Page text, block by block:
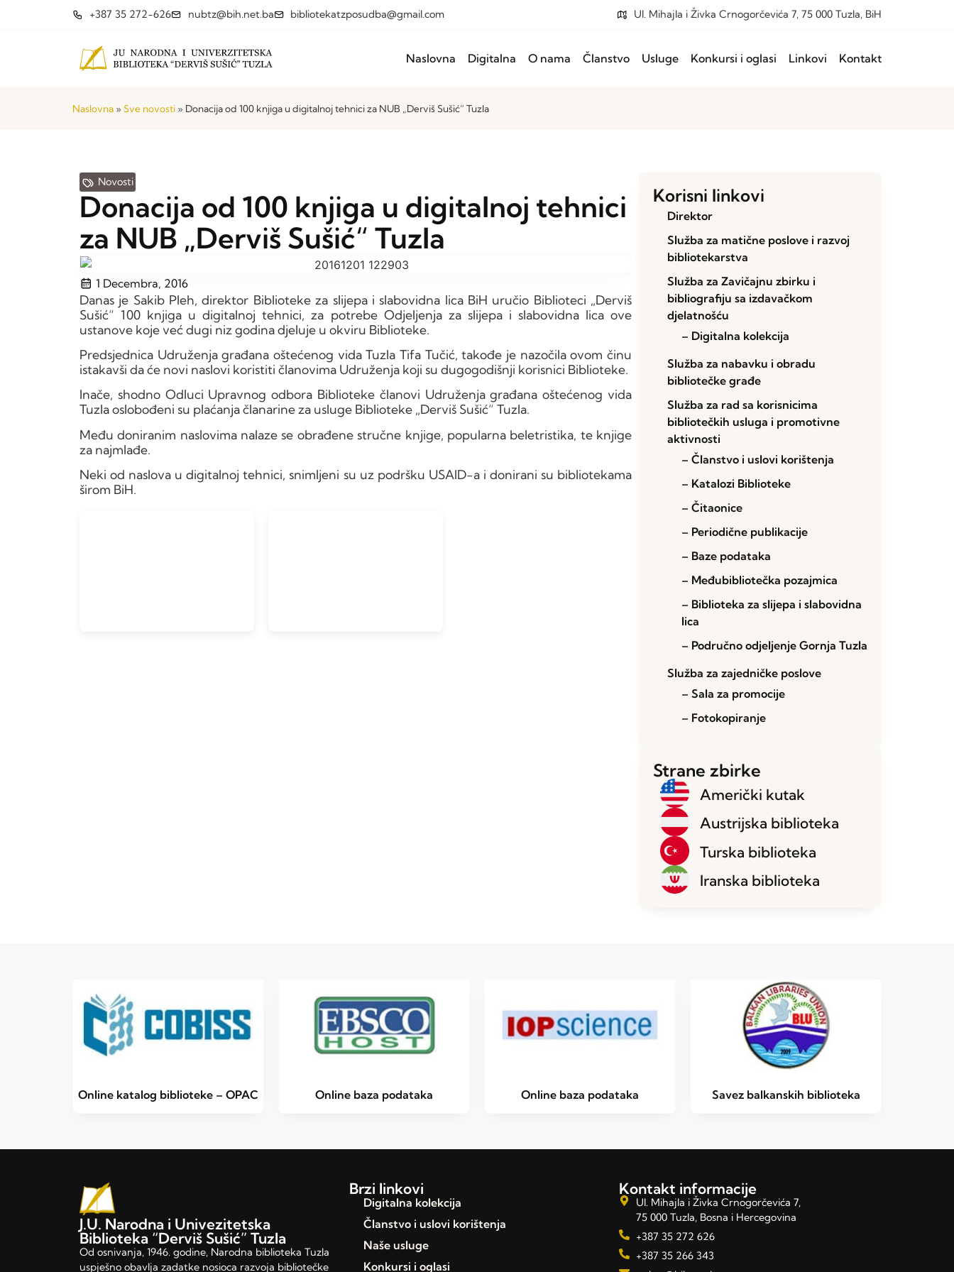
+387 35 272-626 nubtz@bih.net.ba bibliotekatzposudba@gmail.com Ul. Mihajla i Živka Crnogorčevića 7, 75 000 Tuzla, BiH
Naslovna Digitalna O nama Članstvo Usluge Konkursi i oglasi Linkovi Kontakt
Naslovna » Sve novosti » Donacija od 100 knjiga u digitalnoj tehnici za NUB „Derviš Sušić“ Tuzla
Novosti
Donacija od 100 knjiga u digitalnoj tehnici
za NUB „Derviš Sušić“ Tuzla
1 Decembra, 2016
Danas je Sakib Pleh, direktor Biblioteke za slijepa i slabovidna lica BiH uručio Biblioteci „Derviš
Sušić“ 100 knjiga u digitalnoj tehnici, za potrebe Odjeljenja za slijepa i slabovidna lica ove
ustanove koje već dugi niz godina djeluje u okviru Biblioteke.
Predsjednica Udruženja građana oštećenog vida Tuzla Tifa Tučić, takođe je nazočila ovom činu
istakavši da će novi naslovi koristiti članovima Udruženja koji su dugogodišnji korisnici Biblioteke.
Inače, shodno Odluci Upravnog odbora Biblioteke članovi Udruženja građana oštećenog vida
Tuzla oslobođeni su plaćanja članarine za usluge Biblioteke „Derviš Sušić“ Tuzla.
Među doniranim naslovima nalaze se obrađene stručne knjige, popularna beletristika, te knjige
za najmlađe.
Neki od naslova u digitalnoj tehnici, snimljeni su uz podršku USAID-a i donirani su bibliotekama
širom BiH.
Korisni linkovi
Direktor
Služba za matične poslove i razvoj
bibliotekarstva
Služba za Zavičajnu zbirku i
bibliografiju sa izdavačkom
djelatnošću
– Digitalna kolekcija
Služba za nabavku i obradu
bibliotečke građe
Služba za rad sa korisnicima
bibliotečkih usluga i promotivne
aktivnosti
– Članstvo i uslovi korištenja
– Katalozi Biblioteke
– Čitaonice
– Periodične publikacije
– Baze podataka
– Međubibliotečka pozajmica
– Biblioteka za slijepa i slabovidna
lica
– Područno odjeljenje Gornja Tuzla
Služba za zajedničke poslove
– Sala za promocije
– Fotokopiranje
Strane zbirke
Američki kutak
Austrijska biblioteka
Turska biblioteka
Iranska biblioteka
Online katalog biblioteke – OPAC Online baza podataka Online baza podataka Savez balkanskih biblioteka
J.U. Narodna i Univezitetska
Biblioteka “Derviš Sušić” Tuzla
Od osnivanja, 1946. godine, Narodna biblioteka Tuzla
uspješno obavlja zadatke nosioca razvoja bibliotečke
Brzi linkovi
Digitalna kolekcija
Članstvo i uslovi korištenja
Naše usluge
Konkursi i oglasi
Kontakt informacije
Ul. Mihajla i Živka Crnogorčevića 7,
75 000 Tuzla, Bosna i Hercegovina
+387 35 272 626
+387 35 266 343